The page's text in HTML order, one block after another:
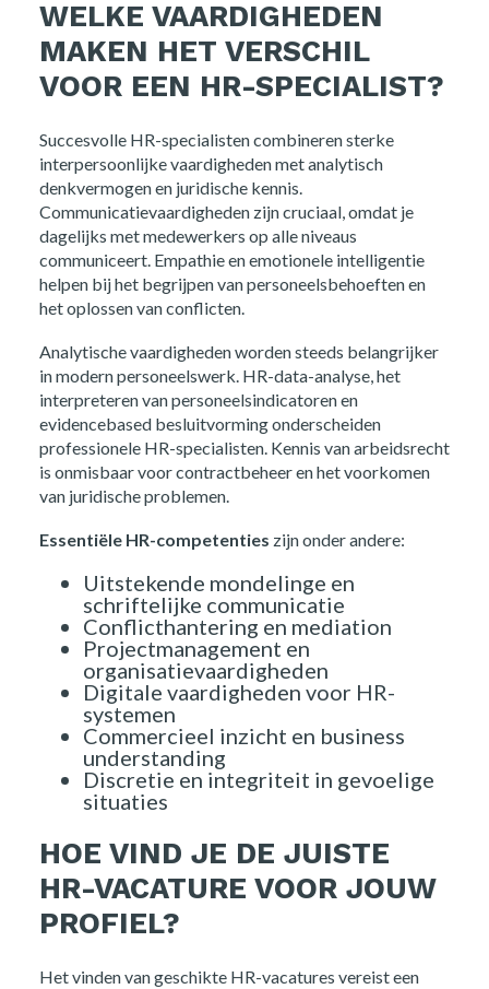
WELKE VAARDIGHEDEN
MAKEN HET VERSCHIL
VOOR EEN HR-SPECIALIST?
Succesvolle HR-specialisten combineren sterke
interpersoonlijke vaardigheden met analytisch
denkvermogen en juridische kennis.
Communicatievaardigheden zijn cruciaal, omdat je
dagelijks met medewerkers op alle niveaus
communiceert. Empathie en emotionele intelligentie
helpen bij het begrijpen van personeelsbehoeften en
het oplossen van conflicten.
Analytische vaardigheden worden steeds belangrijker
in modern personeelswerk. HR-data-analyse, het
interpreteren van personeelsindicatoren en
evidencebased besluitvorming onderscheiden
professionele HR-specialisten. Kennis van arbeidsrecht
is onmisbaar voor contractbeheer en het voorkomen
van juridische problemen.
Essentiële HR-competenties zijn onder andere:
Uitstekende mondelinge en
schriftelijke communicatie
Conflicthantering en mediation
Projectmanagement en
organisatievaardigheden
Digitale vaardigheden voor HR-
systemen
Commercieel inzicht en business
understanding
Discretie en integriteit in gevoelige
situaties
HOE VIND JE DE JUISTE
HR-VACATURE VOOR JOUW
PROFIEL?
Het vinden van geschikte HR-vacatures vereist een